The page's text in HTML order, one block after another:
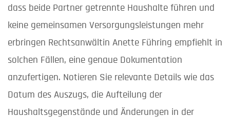
dass beide Partner getrennte Haushalte führen und
keine gemeinsamen Versorgungsleistungen mehr
erbringen Rechtsanwältin Anette Führing empfiehlt in
solchen Fällen, eine genaue Dokumentation
anzufertigen. Notieren Sie relevante Details wie das
Datum des Auszugs, die Aufteilung der
Haushaltsgegenstände und Änderungen in der